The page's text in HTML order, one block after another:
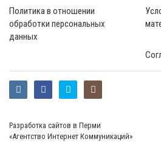
Политика в отношении
обработки персональных
данных
Разработка сайтов в Перми
«Агентство Интернет Коммуникаций»